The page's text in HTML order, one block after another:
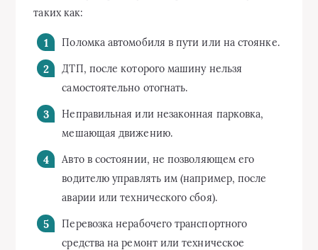
таких как:
Поломка автомобиля в пути или на стоянке.
ДТП, после которого машину нельзя
самостоятельно отогнать.
Неправильная или незаконная парковка,
мешающая движению.
Авто в состоянии, не позволяющем его
водителю управлять им (например, после
аварии или технического сбоя).
Перевозка нерабочего транспортного
средства на ремонт или техническое